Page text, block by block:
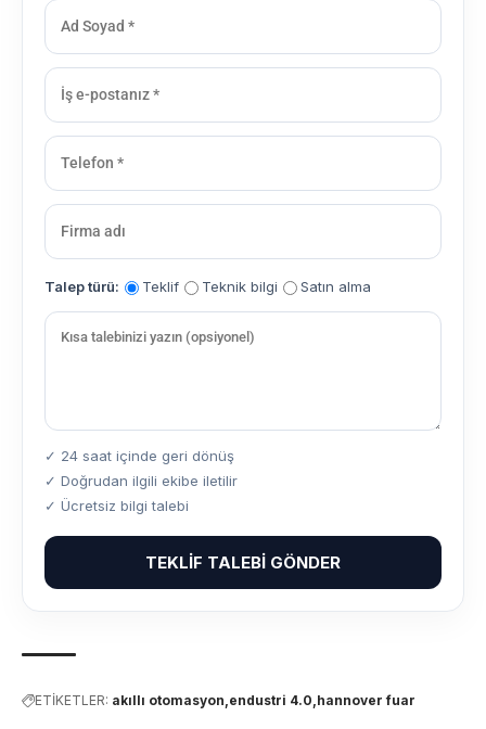
Talep türü: Teklif Teknik bilgi Satın alma
✓ 24 saat içinde geri dönüş
✓ Doğrudan ilgili ekibe iletilir
✓ Ücretsiz bilgi talebi
TEKLIF TALEBI GÖNDER
ETİKETLER: akıllı otomasyon endustri 4.0 hannover fuar